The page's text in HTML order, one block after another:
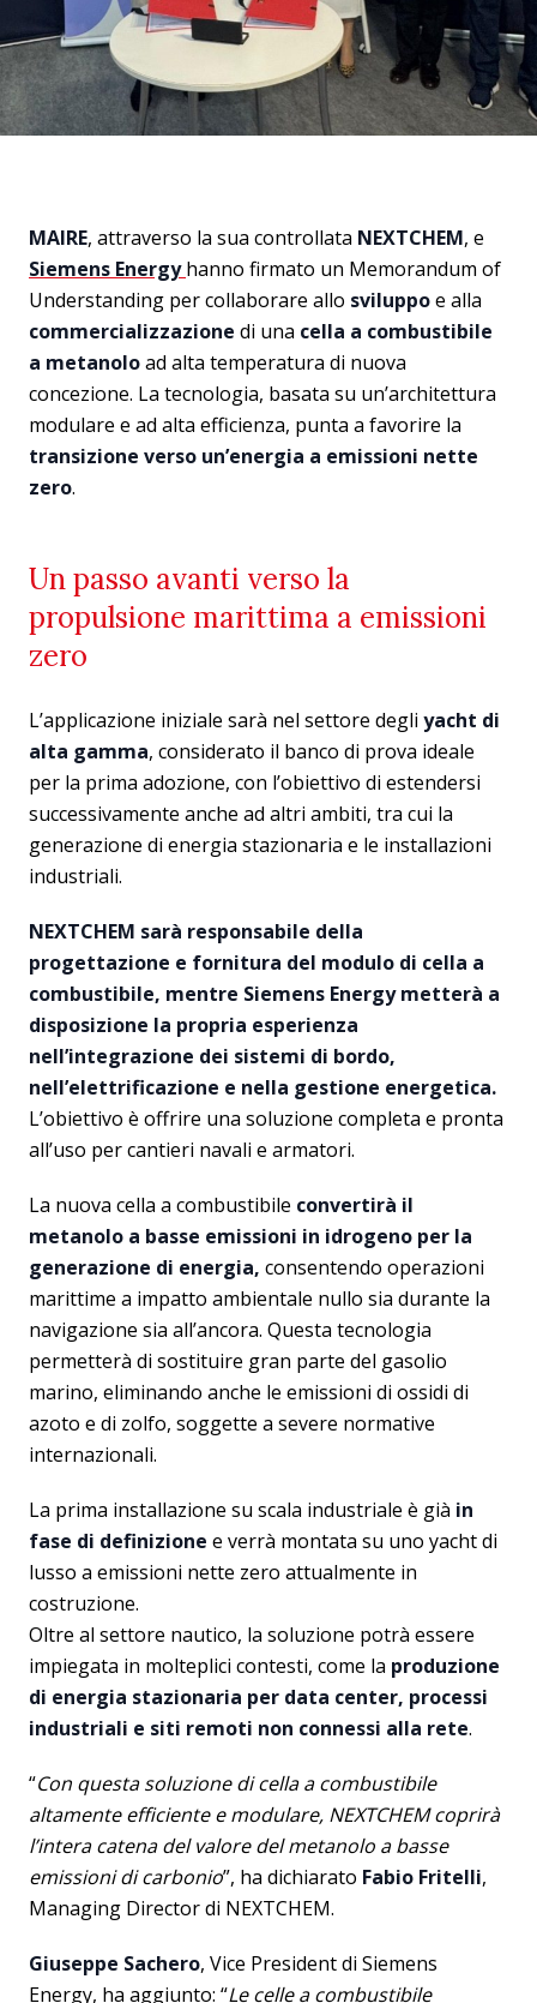
MAIRE, attraverso la sua controllata NEXTCHEM, e
Siemens Energy hanno firmato un Memorandum of
Understanding per collaborare allo sviluppoe alla
commercializzazione di una cella a combustibile
a metanoload alta temperatura di nuova
concezione. La tecnologia, basata su un’architettura
modulare e ad alta efficienza, punta a favorire la
transizione verso un’energia a emissioni nette
zero.
Un passo avanti verso la
propulsione marittima a emissioni
zero
L’applicazione iniziale sarà nel settore degli yacht di
alta gamma, considerato il banco di prova ideale
per la prima adozione, con l’obiettivo di estendersi
successivamente anche ad altri ambiti, tra cui la
generazione di energia stazionaria e le installazioni
industriali.
NEXTCHEM sarà responsabile della
progettazione e fornitura del modulo di cella a
combustibile, mentre Siemens Energy metterà a
disposizione la propria esperienza
nell’integrazione dei sistemi di bordo,
nell’elettrificazione e nella gestione energetica.
L’obiettivo è offrire una soluzione completa e pronta
all’uso per cantieri navali e armatori.
La nuova cella a combustibile convertirà il
metanolo a basse emissioni in idrogeno per la
generazione di energia, consentendo operazioni
marittime a impatto ambientale nullo sia durante la
navigazione sia all’ancora. Questa tecnologia
permetterà di sostituire gran parte del gasolio
marino, eliminando anche le emissioni di ossidi di
azoto e di zolfo, soggette a severe normative
internazionali.
La prima installazione su scala industriale è già in
fase di definizione e verrà montata su uno yacht di
lusso a emissioni nette zero attualmente in
costruzione.
Oltre al settore nautico, la soluzione potrà essere
impiegata in molteplici contesti, come la produzione
di energia stazionaria per data center, processi
industriali e siti remoti non connessi alla rete.
“Con questa soluzione di cella a combustibile
altamente efficiente e modulare, NEXTCHEM coprirà
l’intera catena del valore del metanolo a basse
emissioni di carbonio”, ha dichiarato Fabio Fritelli,
Managing Director di NEXTCHEM.
Giuseppe Sachero, Vice President di Siemens
Energy, ha aggiunto: “Le celle a combustibile